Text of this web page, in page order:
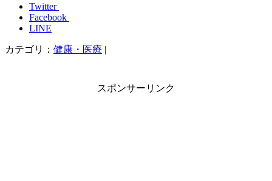
Twitter
Facebook
LINE
カテゴリ： 健康・医療 |
スポンサーリンク